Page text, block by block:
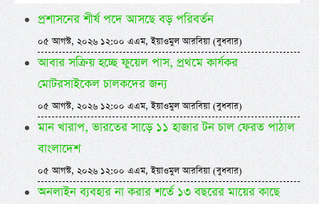
প্রশাসনের শীর্ষ পদে আসছে বড় পরিবর্তন
০৫ আগস্ট, ২০২৬ ১২:০০ এএম, ইয়াওমুল আরবিয়া (বুধবার)
আবার সক্রিয় হচ্ছে ফুয়েল পাস, প্রথমে কার্যকর
মোটরসাইকেল চালকদের জন্য
০৫ আগস্ট, ২০২৬ ১২:০০ এএম, ইয়াওমুল আরবিয়া (বুধবার)
মান খারাপ, ভারতের সাড়ে ১১ হাজার টন চাল ফেরত পাঠাল
বাংলাদেশ
০৫ আগস্ট, ২০২৬ ১২:০০ এএম, ইয়াওমুল আরবিয়া (বুধবার)
অনলাইন ব্যবহার না করার শর্তে ১৩ বছরের মায়ের কাছে